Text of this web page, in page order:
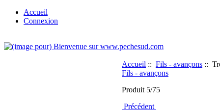
Accueil
Connexion
Accueil :: Fils - avançons ::
Fils - avançons
Produit 5/75
Précédent